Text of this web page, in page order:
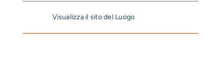
Visualizza il sito del Luogo